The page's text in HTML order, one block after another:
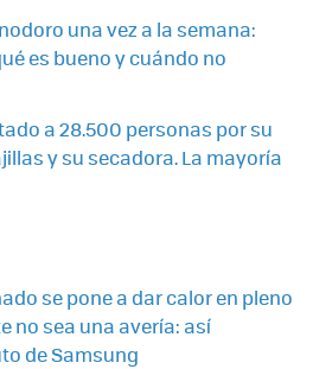
una vez a la semana:
es bueno y cuándo no
a 28.500 personas por su
y su secadora. La mayoría
se pone a dar calor en pleno
no sea una avería: así
de Samsung